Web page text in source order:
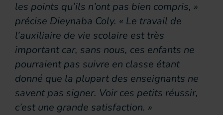
les points qu’ils n’ont pas bien compris, »
précise Dieynaba Coly. « Le travail de
l’auxiliaire de vie scolaire est très
important car, sans nous, ces enfants ne
pourraient pas suivre en classe étant
donné que la plupart des enseignants ne
savent pas signer. Voir ces petits réussir,
c’est une grande satisfaction. »